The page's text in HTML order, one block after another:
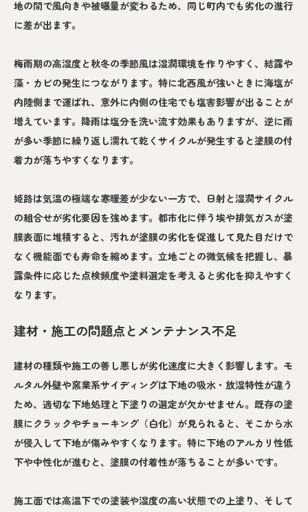
地の間で風向きや被曝量が変わるため、同じ町内でも劣化の進行
に差が出ます。
梅雨期の高湿度と秋冬の季節風は湿潤環境を作りやすく、結露や
藻・カビの発生につながります。特に北西風が強いときに海塩が
内陸側まで運ばれ、意外に内側の住宅でも塩害影響が出ることが
増えています。降雨は塩分を洗い流す効果もありますが、逆に雨
が多い季節に繰り返し濡れて乾くサイクルが発生すると塗膜の付
着力が落ちやすくなります。
姫路は気温の極端な寒暖差が少ない一方で、日射と湿潤サイクル
の組合せが劣化要因を強めます。都市化に伴う埃や排気ガスが塗
膜表面に堆積すると、汚れが塗膜の劣化を促進して見た目だけで
なく機能面でも寿命を縮めます。立地ごとの微気候を把握し、暴
露条件に応じた点検頻度や塗料選定を考えると劣化を抑えやすく
なります。
建材・施工の問題点とメンテナンス不足
建材の種類や施工の善し悪しが劣化速度に大きく影響します。モ
ルタル外壁や窯業系サイディングは下地の吸水・放湿特性が違う
ため、適切な下地処理と下塗りの選定が欠かせません。既存の塗
膜にクラックやチョーキング（白化）が見られると、そこから水
が侵入して下地が傷みやすくなります。特に下地のアルカリ性低
下や中性化が進むと、塗膜の付着性が落ちることが多いです。
施工面では高温下での塗装や湿度の高い状態での上塗り、そして